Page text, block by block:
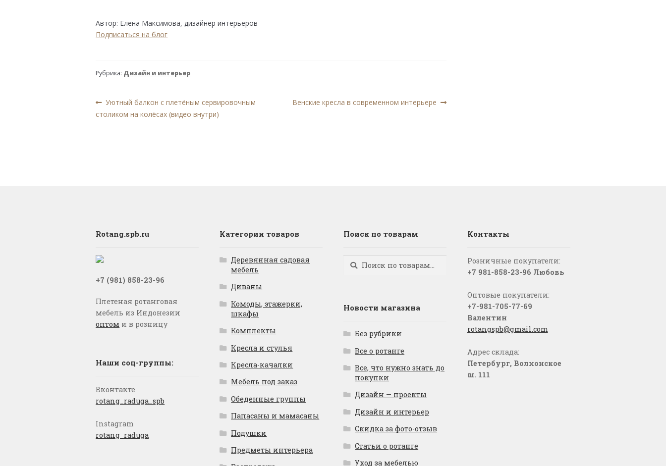
Автор: Елена Максимова, дизайнер интерьеров
Подписаться на блог
Рубрика: Дизайн и интерьер
Навигация
по
Предыдущая
запись:
Уютный балкон с плетёным сервировочным
столиком на колёсах (видео внутри)
Следующая
Венские кресла в современном интерьере
Rotang.spb.ru
+7 (981) 858-23-96
Плетеная ротанговая
мебель из Индонезии
оптом и в розницу
Наши соц-группы:
Вконтакте
rotang_raduga_spb
Instagram
rotang_raduga
Категории товаров
Деревянная садовая
мебель
Диваны
Комоды, этажерки,
шкафы
Комплекты
Кресла и стулья
Кресла-качалки
Мебель под заказ
Обеденные группы
Папасаны и мамасаны
Подушки
Предметы интерьера
Поиск по товарам
Искать:
Поиск
Новости магазина
Без рубрики
Все о ротанге
Все, что нужно знать до
покупки
Дизайн — проекты
Дизайн и интерьер
Скидка за фото-отзыв
Статьи о ротанге
Уход за мебелью
Контакты
Розничные покупатели:
+7 981-858-23-96 Любовь
Оптовые покупатели:
+7-981-705-77-69
Валентин
rotangspb@gmail.com
Адрес склада:
Петербург, Волхонское
ш. 111